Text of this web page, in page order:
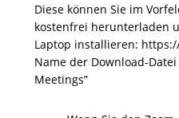
Diese können Sie im
kostenfrei herunterladen
Laptop installieren:
Name der Download-
Meetings”